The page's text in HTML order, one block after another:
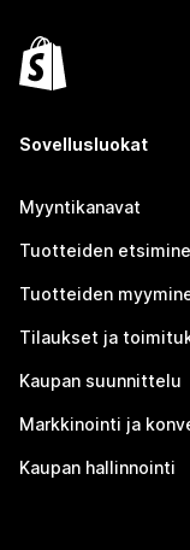
Sovellusluokat
Myyntikanavat
Tuotteiden
Tuotteiden
Tilaukset ja
Kaupan suunnittelu
Markkinointi ja
Kaupan hallinnointi